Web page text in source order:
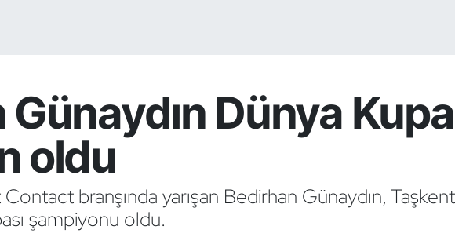
Dünya
oldu
branşında yarışan Bedirhan Günaydın,
şampiyonu oldu.